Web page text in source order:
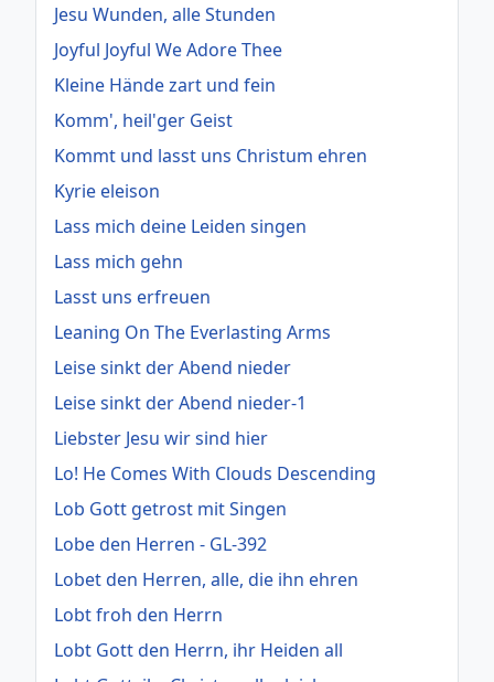
Jesu Wunden, alle Stunden
Joyful Joyful We Adore Thee
Kleine Hände zart und fein
Komm', heil'ger Geist
Kommt und lasst uns Christum ehren
Kyrie eleison
Lass mich deine Leiden singen
Lass mich gehn
Lasst uns erfreuen
Leaning On The Everlasting Arms
Leise sinkt der Abend nieder
Leise sinkt der Abend nieder-1
Liebster Jesu wir sind hier
Lo! He Comes With Clouds Descending
Lob Gott getrost mit Singen
Lobe den Herren - GL-392
Lobet den Herren, alle, die ihn ehren
Lobt froh den Herrn
Lobt Gott den Herrn, ihr Heiden all